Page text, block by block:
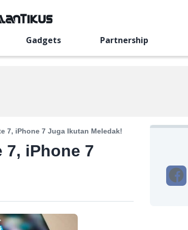
Gadgets Partnership
7, iPhone 7 Juga Ikutan Meledak!
7, iPhone 7